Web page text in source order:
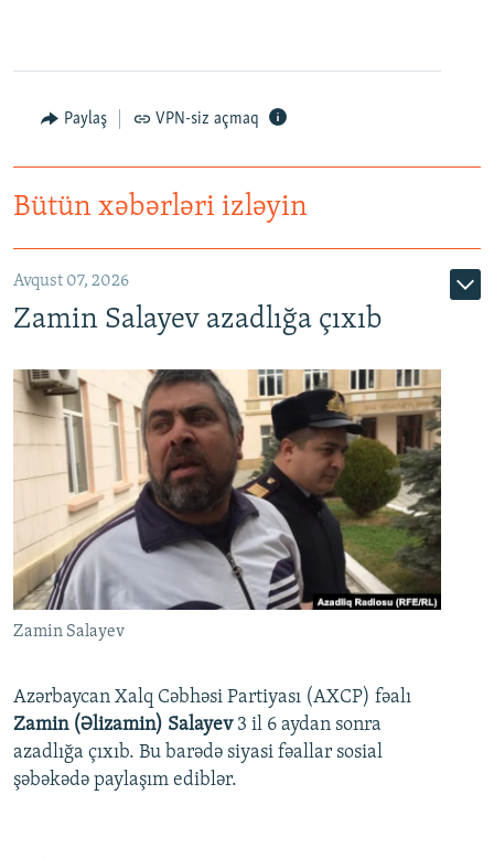
Paylaş VPN-siz açmaq
Bütün xəbərləri izləyin
Avqust 07, 2026
Zamin Salayev azadlığa çıxıb
Zamin Salayev
Azərbaycan Xalq Cəbhəsi Partiyası (AXCP) fəalı
Zamin (Əlizamin) Salayev 3 il 6 aydan sonra
azadlığa çıxıb. Bu barədə siyasi fəallar sosial
şəbəkədə paylaşım ediblər.